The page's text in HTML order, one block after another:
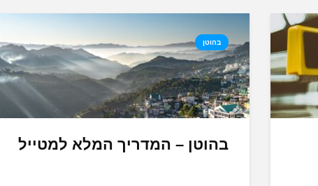
בהוטן
בהוטן – המדריך המלא למטייל